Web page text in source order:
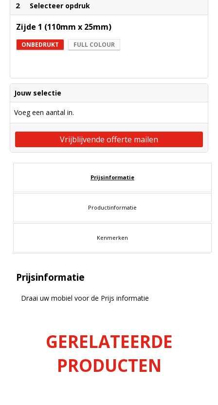
2 Selecteer opdruk
Zijde 1 (110mm x 25mm)
ONBEDRUKT FULL COLOUR
Jouw selectie
Voeg een aantal in.
Vrijblijvende offerte mailen
Prijsinformatie
Productinformatie
Kenmerken
Prijsinformatie
Draai uw mobiel voor de Prijs informatie
GERELATEERDE
PRODUCTEN